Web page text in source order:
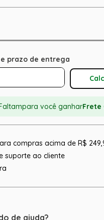
para você ganharFrete
compras acima de R$
suporte ao cliente
de ajuda?